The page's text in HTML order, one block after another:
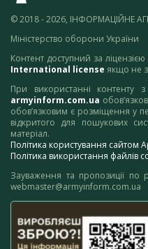
© 2018 - 2026, ІНФОРМАЦІЙНЕ
Міністерство оборони України
Контент доступний за ліцензією
International license якщо не
При використанні контенту
armyinform.com.ua
обов’язковим є розміщення у
відкритого для пошукових
матеріал.
Політика користування сайтом
Політика використання файлів
Зауваження та пропозиції по
webmaster@armyinform.com.ua